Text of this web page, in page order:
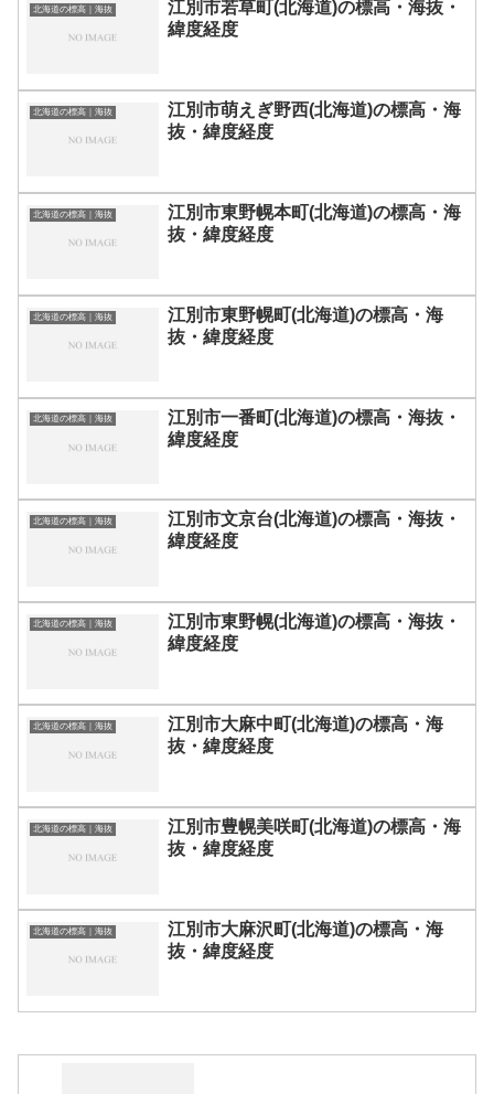
北海道の標高｜海抜
江別市若草町(北海道)の標高・海抜・
緯度経度
北海道の標高｜海抜
江別市萌えぎ野西(北海道)の標高・海
抜・緯度経度
北海道の標高｜海抜
江別市東野幌本町(北海道)の標高・海
抜・緯度経度
北海道の標高｜海抜
江別市東野幌町(北海道)の標高・海
抜・緯度経度
北海道の標高｜海抜
江別市一番町(北海道)の標高・海抜・
緯度経度
北海道の標高｜海抜
江別市文京台(北海道)の標高・海抜・
緯度経度
北海道の標高｜海抜
江別市東野幌(北海道)の標高・海抜・
緯度経度
北海道の標高｜海抜
江別市大麻中町(北海道)の標高・海
抜・緯度経度
北海道の標高｜海抜
江別市豊幌美咲町(北海道)の標高・海
抜・緯度経度
北海道の標高｜海抜
江別市大麻沢町(北海道)の標高・海
抜・緯度経度